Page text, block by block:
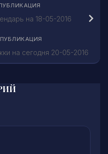
на 18-05-2016
на сегодня 20-05-2016